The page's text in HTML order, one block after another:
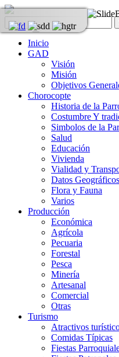
Inicio
GAD
Visión
Misión
Objetivos
Chorocopte
Historia de la
Costumbre Y
Simbolos de la
Salud
Educación
Vivienda
Vialidad y
Datos Geográficos
Flora y Fauna
Varios
Producción
Económica
Agrícola
Pecuaria
Forestal
Pesca
Minería
Artesanal
Comercial
Otras
Turismo
Atractivos
Comidas Típicas
Fiestas